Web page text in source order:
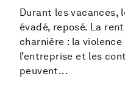
Durant les vacances,
évadé, reposé. La
charnière : la
l’entreprise et les
peuvent...